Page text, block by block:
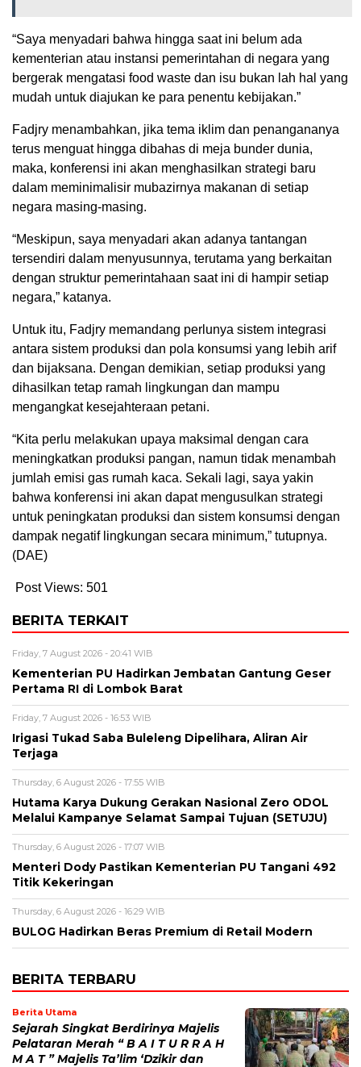
“Saya menyadari bahwa hingga saat ini belum ada
kementerian atau instansi pemerintahan di negara yang
bergerak mengatasi food waste dan isu bukan lah hal yang
mudah untuk diajukan ke para penentu kebijakan.”
Fadjry menambahkan, jika tema iklim dan penangananya
terus menguat hingga dibahas di meja bunder dunia,
maka, konferensi ini akan menghasilkan strategi baru
dalam meminimalisir mubazirnya makanan di setiap
negara masing-masing.
“Meskipun, saya menyadari akan adanya tantangan
tersendiri dalam menyusunnya, terutama yang berkaitan
dengan struktur pemerintahaan saat ini di hampir setiap
negara,” katanya.
Untuk itu, Fadjry memandang perlunya sistem integrasi
antara sistem produksi dan pola konsumsi yang lebih arif
dan bijaksana. Dengan demikian, setiap produksi yang
dihasilkan tetap ramah lingkungan dan mampu
mengangkat kesejahteraan petani.
“Kita perlu melakukan upaya maksimal dengan cara
meningkatkan produksi pangan, namun tidak menambah
jumlah emisi gas rumah kaca. Sekali lagi, saya yakin
bahwa konferensi ini akan dapat mengusulkan strategi
untuk peningkatan produksi dan sistem konsumsi dengan
dampak negatif lingkungan secara minimum,” tutupnya.
(DAE)
Post Views: 501
BERITA TERKAIT
Friday, 7 August 2026 - 20:41 WIB
Kementerian PU Hadirkan Jembatan Gantung Geser
Pertama RI di Lombok Barat
Friday, 7 August 2026 - 16:53 WIB
Irigasi Tukad Saba Buleleng Dipelihara, Aliran Air
Terjaga
Thursday, 6 August 2026 - 17:55 WIB
Hutama Karya Dukung Gerakan Nasional Zero ODOL
Melalui Kampanye Selamat Sampai Tujuan (SETUJU)
Thursday, 6 August 2026 - 17:07 WIB
Menteri Dody Pastikan Kementerian PU Tangani 492
Titik Kekeringan
Thursday, 6 August 2026 - 16:29 WIB
BULOG Hadirkan Beras Premium di Retail Modern
BERITA TERBARU
Berita Utama
Sejarah Singkat Berdirinya Majelis
Pelataran Merah “ B A I T U R R A H
M A T ” Majelis Ta’lim ‘Dzikir dan